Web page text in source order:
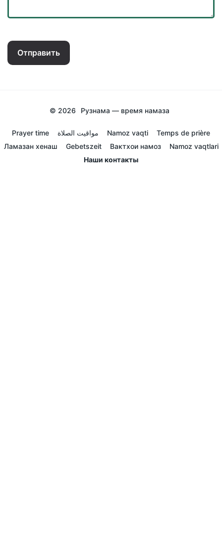
Отправить
© 2026 Рузнама — время намаза
Prayer time مواقيت الصلاة Namoz vaqti
Temps de prière
Ламазан хенаш
Gebetszeit Вактхои намоз
Namoz vaqtlari
Наши контакты